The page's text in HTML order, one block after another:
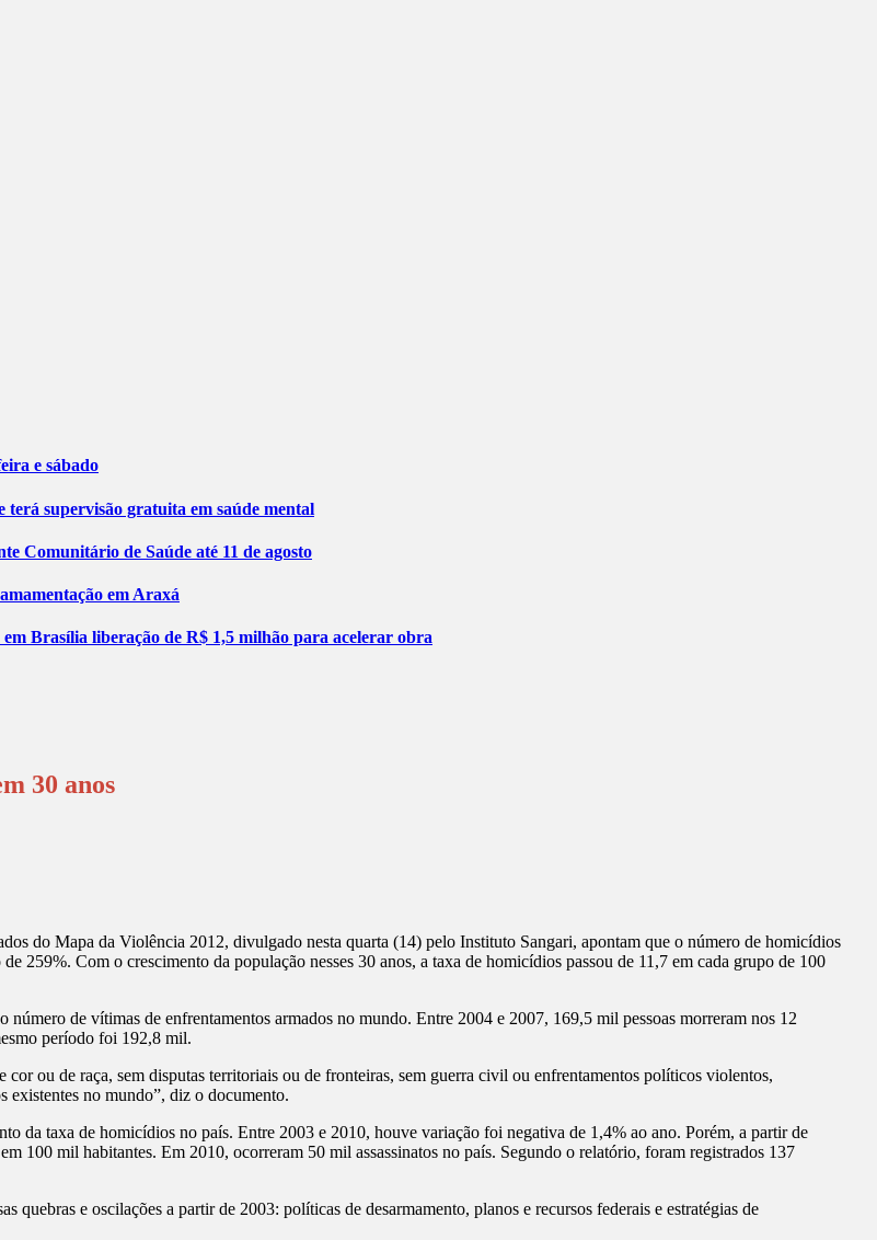
e sábado
supervisão gratuita em saúde mental
Comunitário de Saúde até 11 de agosto
em Araxá
Brasília liberação de R$ 1,5 milhão para acelerar obra
30 anos
do Mapa da Violência 2012, divulgado nesta quarta (14) pelo Instituto Sangari, apontam que o número de homicídios
259%. Com o crescimento da população nesses 30 anos, a taxa de homicídios passou de 11,7 em cada grupo de 100
de vítimas de enfrentamentos armados no mundo. Entre 2004 e 2007, 169,5 mil pessoas morreram nos 12
período foi 192,8 mil.
ou de raça, sem disputas territoriais ou de fronteiras, sem guerra civil ou enfrentamentos políticos violentos,
existentes no mundo”, diz o documento.
da taxa de homicídios no país. Entre 2003 e 2010, houve variação foi negativa de 1,4% ao ano. Porém, a partir de
100 mil habitantes. Em 2010, ocorreram 50 mil assassinatos no país. Segundo o relatório, foram registrados 137
quebras e oscilações a partir de 2003: políticas de desarmamento, planos e recursos federais e estratégias de